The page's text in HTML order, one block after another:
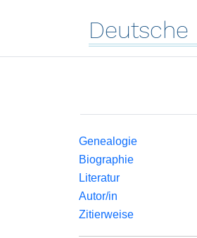
Deutsche
Genealogie
Biographie
Literatur
Autor/in
Zitierweise